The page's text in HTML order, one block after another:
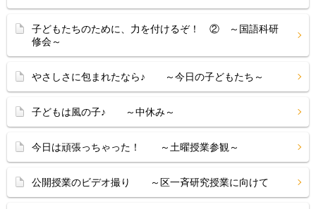
子どもたちのために、力を付けるぞ！ ② ～国語科研
修会～
やさしさに包まれたなら♪ ～今日の子どもたち～
子どもは風の子♪ ～中休み～
今日は頑張っちゃった！ ～土曜授業参観～
公開授業のビデオ撮り ～区一斉研究授業に向けて